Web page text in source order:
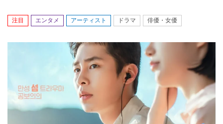
注目 エンタメ アーティスト ドラマ 俳優・女優